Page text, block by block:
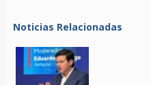
Noticias Relacionadas